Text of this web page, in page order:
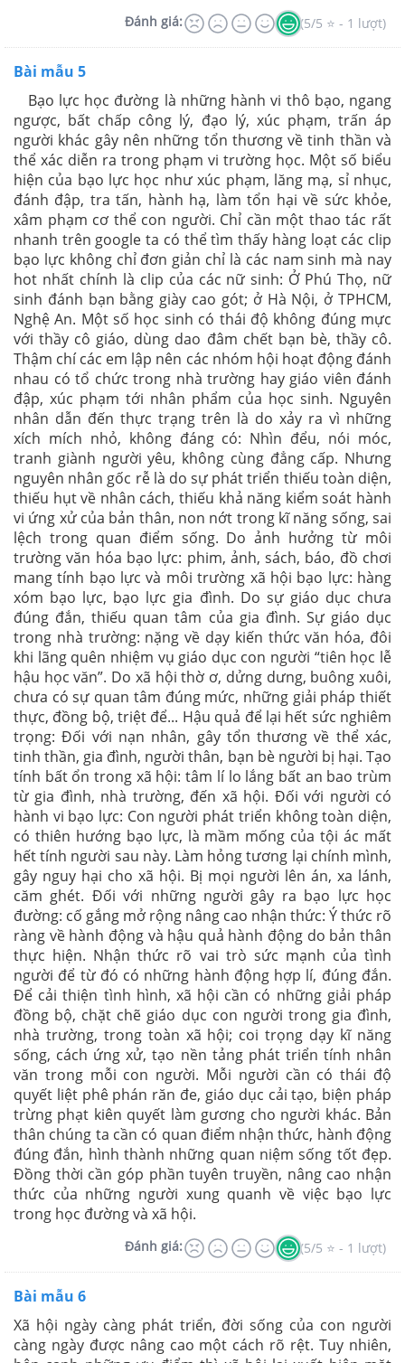
Đánh giá: (5/5 ⭐ - 1 lượt)
Bài mẫu 5
Bạo lực học đường là những hành vi thô bạo, ngang
ngược, bất chấp công lý, đạo lý, xúc phạm, trấn áp
người khác gây nên những tổn thương về tinh thần và
thể xác diễn ra trong phạm vi trường học. Một số biểu
hiện của bạo lực học như xúc phạm, lăng mạ, sỉ nhục,
đánh đập, tra tấn, hành hạ, làm tổn hại về sức khỏe,
xâm phạm cơ thể con người. Chỉ cần một thao tác rất
nhanh trên google ta có thể tìm thấy hàng loạt các clip
bạo lực không chỉ đơn giản chỉ là các nam sinh mà nay
hot nhất chính là clip của các nữ sinh: Ở Phú Thọ, nữ
sinh đánh bạn bằng giày cao gót; ở Hà Nội, ở TPHCM,
Nghệ An. Một số học sinh có thái độ không đúng mực
với thầy cô giáo, dùng dao đâm chết bạn bè, thầy cô.
Thậm chí các em lập nên các nhóm hội hoạt động đánh
nhau có tổ chức trong nhà trường hay giáo viên đánh
đập, xúc phạm tới nhân phẩm của học sinh. Nguyên
nhân dẫn đến thực trạng trên là do xảy ra vì những
xích mích nhỏ, không đáng có: Nhìn đểu, nói móc,
tranh giành người yêu, không cùng đẳng cấp. Nhưng
nguyên nhân gốc rễ là do sự phát triển thiếu toàn diện,
thiếu hụt về nhân cách, thiếu khả năng kiểm soát hành
vi ứng xử của bản thân, non nớt trong kĩ năng sống, sai
lệch trong quan điểm sống. Do ảnh hưởng từ môi
trường văn hóa bạo lực: phim, ảnh, sách, báo, đồ chơi
mang tính bạo lực và môi trường xã hội bạo lực: hàng
xóm bạo lực, bạo lực gia đình. Do sự giáo dục chưa
đúng đắn, thiếu quan tâm của gia đình. Sự giáo dục
trong nhà trường: nặng về dạy kiến thức văn hóa, đôi
khi lãng quên nhiệm vụ giáo dục con người “tiên học lễ
hậu học văn”. Do xã hội thờ ơ, dửng dưng, buông xuôi,
chưa có sự quan tâm đúng mức, những giải pháp thiết
thực, đồng bộ, triệt để... Hậu quả để lại hết sức nghiêm
trọng: Đối với nạn nhân, gây tổn thương về thể xác,
tinh thần, gia đình, người thân, bạn bè người bị hại. Tạo
tính bất ổn trong xã hội: tâm lí lo lắng bất an bao trùm
từ gia đình, nhà trường, đến xã hội. Đối với người có
hành vi bạo lực: Con người phát triển không toàn diện,
có thiên hướng bạo lực, là mầm mống của tội ác mất
hết tính người sau này. Làm hỏng tương lại chính mình,
gây nguy hại cho xã hội. Bị mọi người lên án, xa lánh,
căm ghét. Đối với những người gây ra bạo lực học
đường: cố gắng mở rộng nâng cao nhận thức: Ý thức rõ
ràng về hành động và hậu quả hành động do bản thân
thực hiện. Nhận thức rõ vai trò sức mạnh của tình
người để từ đó có những hành động hợp lí, đúng đắn.
Để cải thiện tình hình, xã hội cần có những giải pháp
đồng bộ, chặt chẽ giáo dục con người trong gia đình,
nhà trường, trong toàn xã hội; coi trọng dạy kĩ năng
sống, cách ứng xử, tạo nền tảng phát triển tính nhân
văn trong mỗi con người. Mỗi người cần có thái độ
quyết liệt phê phán răn đe, giáo dục cải tạo, biện pháp
trừng phạt kiên quyết làm gương cho người khác. Bản
thân chúng ta cần có quan điểm nhận thức, hành động
đúng đắn, hình thành những quan niệm sống tốt đẹp.
Đồng thời cần góp phần tuyên truyền, nâng cao nhận
thức của những người xung quanh về việc bạo lực
trong học đường và xã hội.
Đánh giá: (5/5 ⭐ - 1 lượt)
Bài mẫu 6
Xã hội ngày càng phát triển, đời sống của con người
càng ngày được nâng cao một cách rõ rệt. Tuy nhiên,